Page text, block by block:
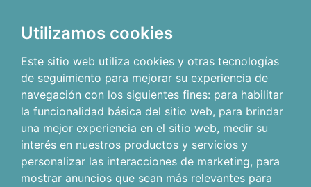
Utilizamos cookies
Este sitio web utiliza cookies y otras tecnologías
de seguimiento para mejorar su experiencia de
navegación con los siguientes fines: para habilitar
la funcionalidad básica del sitio web, para brindar
una mejor experiencia en el sitio web, medir su
interés en nuestros productos y servicios y
personalizar las interacciones de marketing, para
mostrar anuncios que sean más relevantes para